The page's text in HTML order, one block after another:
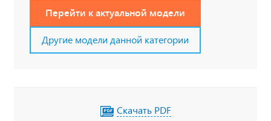
Перейти к актуальной модели
Другие модели данной категории
Скачать PDF